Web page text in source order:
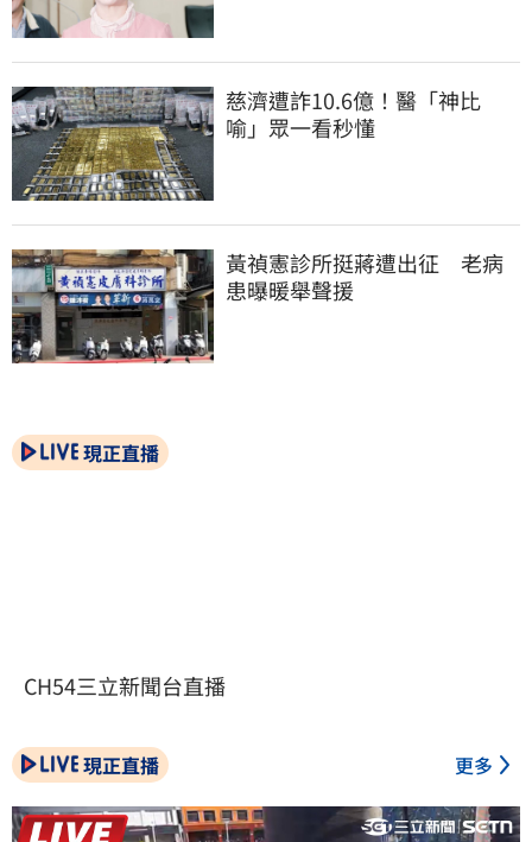
慈濟遭詐10.6億！醫「神比
喻」眾一看秒懂
黃禎憲診所挺蔣遭出征　老病
患曝暖舉聲援
現正直播
CH54三立新聞台直播
現正直播 更多